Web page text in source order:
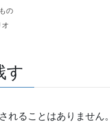
の
オ
す
れることはありません。